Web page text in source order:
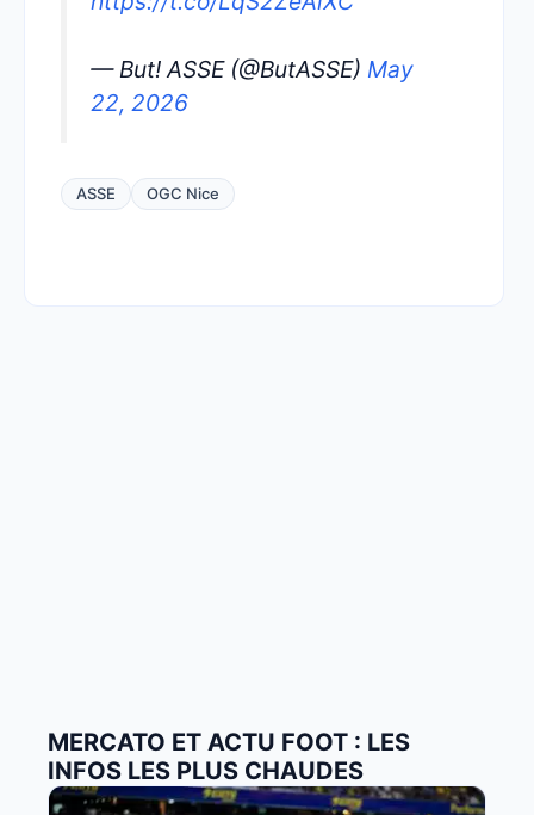
— But! ASSE (@ButASSE) May
22, 2026
ASSE OGC Nice
MERCATO ET ACTU FOOT : LES
INFOS LES PLUS CHAUDES